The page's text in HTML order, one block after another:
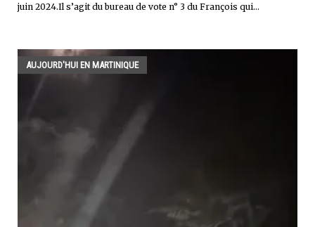
juin 2024.Il s’agit du bureau de vote n° 3 du François qui...
AUJOURD'HUI EN MARTINIQUE